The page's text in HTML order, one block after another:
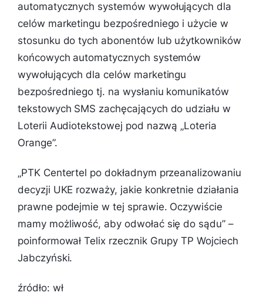
automatycznych systemów wywołujących dla
celów marketingu bezpośredniego i użycie w
stosunku do tych abonentów lub użytkowników
końcowych automatycznych systemów
wywołujących dla celów marketingu
bezpośredniego tj. na wysłaniu komunikatów
tekstowych SMS zachęcających do udziału w
Loterii Audiotekstowej pod nazwą „Loteria
Orange”.
„PTK Centertel po dokładnym przeanalizowaniu
decyzji UKE rozważy, jakie konkretnie działania
prawne podejmie w tej sprawie. Oczywiście
mamy możliwość, aby odwołać się do sądu” –
poinformował Telix rzecznik Grupy TP Wojciech
Jabczyński.
źródło: wł